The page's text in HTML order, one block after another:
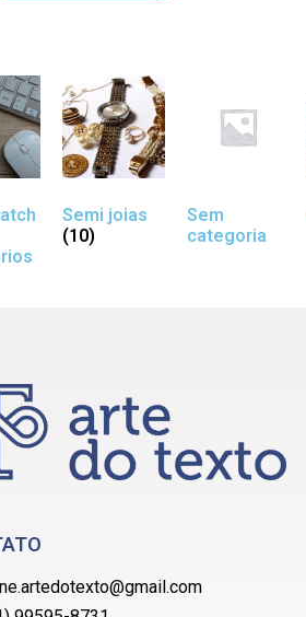
Semi joias
(10)
Sem
categoria